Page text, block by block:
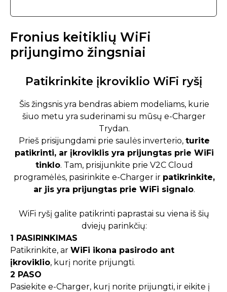
Fronius keitiklių WiFi
prijungimo žingsniai
Patikrinkite įkroviklio WiFi ryšį
Šis žingsnis yra bendras abiem modeliams, kurie
šiuo metu yra suderinami su mūsų e-Charger
Trydan.
Prieš prisijungdami prie saulės inverterio, turite
patikrinti, ar įkroviklis yra prijungtas prie WiFi
tinklo. Tam, prisijunkite prie V2C Cloud
programėlės, pasirinkite e-Charger ir patikrinkite,
ar jis yra prijungtas prie WiFi signalo.
WiFi ryšį galite patikrinti paprastai su viena iš šių
dviejų parinkčių:
1 PASIRINKIMAS
Patikrinkite, ar WiFi ikona pasirodo ant
įkroviklio, kurį norite prijungti.
2 PASO
Pasiekite e-Charger, kurį norite prijungti, ir eikite į